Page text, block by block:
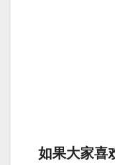
如果大家喜